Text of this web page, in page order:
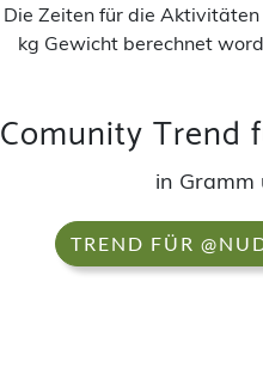
Die Zeiten für die
kg Gewicht berechnet
Comunity Trend
in Gramm
TREND FÜR